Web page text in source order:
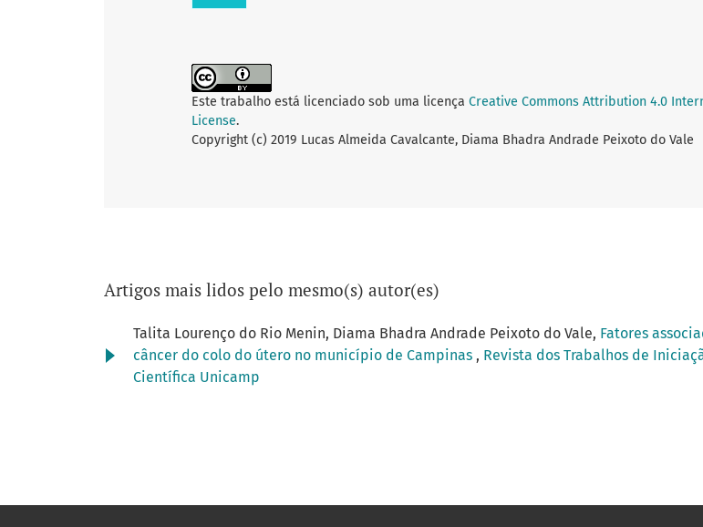
Este trabalho está licenciado sob uma licença Creative Commons Attribution 4.0
License.
Copyright (c) 2019 Lucas Almeida Cavalcante, Diama Bhadra Andrade Peixoto do Vale
Artigos mais lidos pelo mesmo(s) autor(es)
Talita Lourenço do Rio Menin, Diama Bhadra Andrade Peixoto do Vale, Fatores
câncer do colo do útero no município de Campinas , Revista dos Trabalhos de
Científica Unicamp